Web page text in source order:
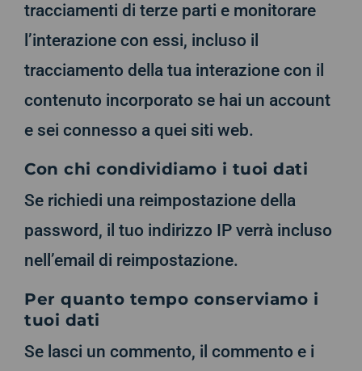
tracciamenti di terze parti e monitorare
l’interazione con essi, incluso il
tracciamento della tua interazione con il
contenuto incorporato se hai un account
e sei connesso a quei siti web.
Con chi condividiamo i tuoi dati
Se richiedi una reimpostazione della
password, il tuo indirizzo IP verrà incluso
nell’email di reimpostazione.
Per quanto tempo conserviamo i
tuoi dati
Se lasci un commento, il commento e i